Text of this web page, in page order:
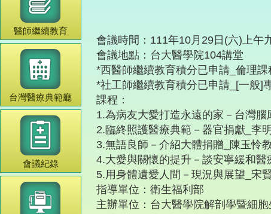
醫師繼續教育
台灣醫療典範廳
會議紀錄
會議時間：111年10月29日(六)上午
會議地點：台大醫學院104講堂
*西醫師繼續教育積分已申請_倫理課
*社工師繼續教育積分已申請_[一般]
課程：
1.為病友大愛打造永遠的家－台灣腦
2.臨終照護醫療典範－器官捐獻_李
3.無語良師－介紹大體捐贈_陳玉怜
4.大愛與關懷的提升－談安寧緩和
5.用身體遺愛人間－現況與展望_宋
指導單位：衛生福利部
主辦單位：台大醫學院解剖學暨細